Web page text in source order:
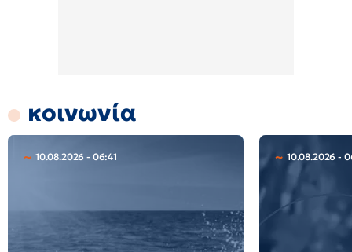
κοινωνία
10.08.2026 - 06:41 10.08.2026 -